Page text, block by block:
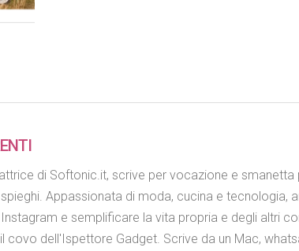
di Softonic.it, scrive per vocazione e smanetta
Appassionata di moda, cucina e tecnologia,
e semplificare la vita propria e degli altri
covo dell'Ispettore Gadget. Scrive da un Mac,